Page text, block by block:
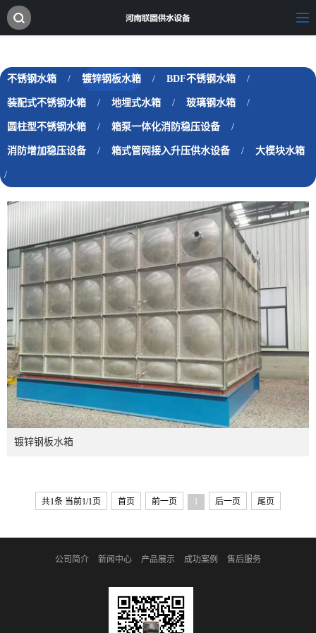
不锈钢水箱 / 镀锌钢板水箱 / BDF不锈钢水箱 /
装配式不锈钢水箱 / 地埋式水箱 / 玻璃钢水箱 /
圆柱型不锈钢水箱 / 箱泵一体化消防稳压设备 /
消防增加稳压设备 / 箱式管网接入升压供水设备 / 大模块水箱
/
镀锌钢板水箱
共1条 当前1/1页 首页 前一页 1 后一页 尾页
公司简介 新闻中心 产品展示 成功案例 售后服务